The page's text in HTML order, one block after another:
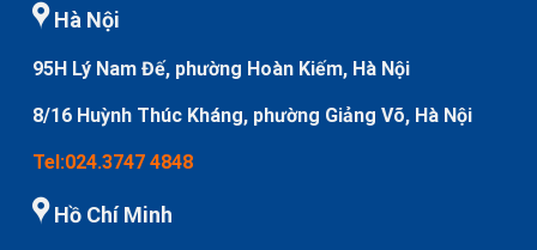
Hà Nội
95H Lý Nam Đế, phường Hoàn Kiếm, Hà Nội
8/16 Huỳnh Thúc Kháng, phường Giảng Võ, Hà Nội
Tel:024.3747 4848
Hồ Chí Minh